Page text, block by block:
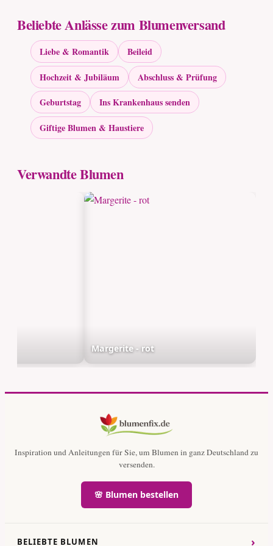
Beliebte Anlässe zum Blumenversand
Liebe & Romantik
Beileid
Hochzeit & Jubiläum
Abschluss & Prüfung
Geburtstag
Ins Krankenhaus senden
Giftige Blumen & Haustiere
Verwandte Blumen
Margerite - rot
Inspiration und Anleitungen für Sie, um Blumen in ganz Deutschland zu
versenden.
🌸 Blumen bestellen
BELIEBTE BLUMEN ›